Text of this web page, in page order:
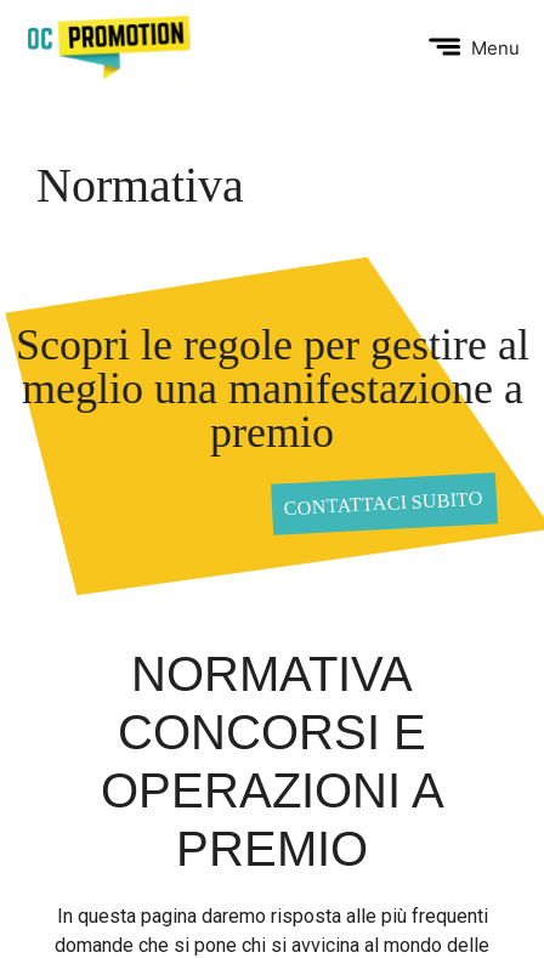
Menu
Normativa
Scopri le regole per gestire al
meglio una manifestazione a
premio
CONTATTACI SUBITO
NORMATIVA
CONCORSI E
OPERAZIONI A
PREMIO
In questa pagina daremo risposta alle più frequenti
domande che si pone chi si avvicina al mondo delle